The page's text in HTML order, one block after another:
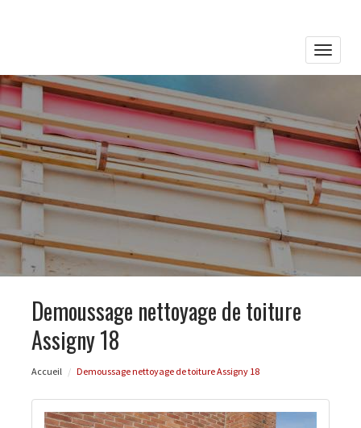
Toggle
Demoussage nettoyage de toiture
Assigny 18
Accueil Demoussage nettoyage de toiture Assigny 18